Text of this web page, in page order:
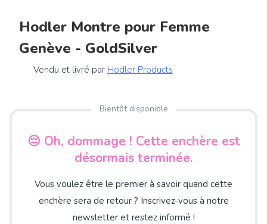
Hodler Montre pour Femme
Genève - GoldSilver
Vendu et livré par Hodler Products
Bientôt disponible
😔 Oh, dommage ! Cette enchère est
désormais terminée.
Vous voulez être le premier à savoir quand cette
enchère sera de retour ? Inscrivez-vous à notre
newsletter et restez informé !